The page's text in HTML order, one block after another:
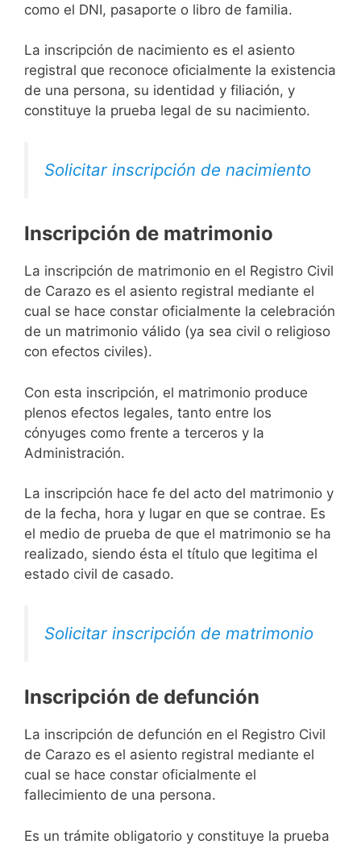
como el DNI, pasaporte o libro de familia.
La inscripción de nacimiento es el asiento
registral que reconoce oficialmente la existencia
de una persona, su identidad y filiación, y
constituye la prueba legal de su nacimiento.
Solicitar inscripción de nacimiento
Inscripción de matrimonio
La inscripción de matrimonio en el Registro Civil
de Carazo es el asiento registral mediante el
cual se hace constar oficialmente la celebración
de un matrimonio válido (ya sea civil o religioso
con efectos civiles).
Con esta inscripción, el matrimonio produce
plenos efectos legales, tanto entre los
cónyuges como frente a terceros y la
Administración.
La inscripción hace fe del acto del matrimonio y
de la fecha, hora y lugar en que se contrae. Es
el medio de prueba de que el matrimonio se ha
realizado, siendo ésta el título que legitima el
estado civil de casado.
Solicitar inscripción de matrimonio
Inscripción de defunción
La inscripción de defunción en el Registro Civil
de Carazo es el asiento registral mediante el
cual se hace constar oficialmente el
fallecimiento de una persona.
Es un trámite obligatorio y constituye la prueba